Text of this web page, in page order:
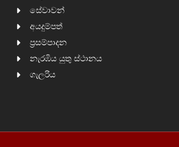
සේවාවන්
අයදුම්පත්
ප්‍රසම්පාදන
නැරඹිය යුතු ස්ථානය
ගැලරිය